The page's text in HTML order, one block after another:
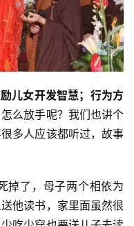
儿女开发智慧；行为方
怎么放手呢？我们也讲个
多人应该都听过，故事
了，母子两个相依为
他读书，家里面虽然很